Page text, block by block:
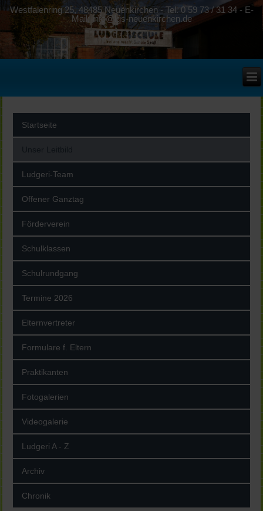
Westfalenring 25, 48485 Neuenkirchen - Tel. 0 59 73 / 31 34 - E-
Mail: info@lgs-neuenkirchen.de
Startseite
Ludgeri-Team
Offener Ganztag
Förderverein
Schulklassen
Schulrundgang
Termine 2026
Elternvertreter
Formulare f. Eltern
Praktikanten
Fotogalerien
Videogalerie
Ludgeri A - Z
Archiv
Chronik